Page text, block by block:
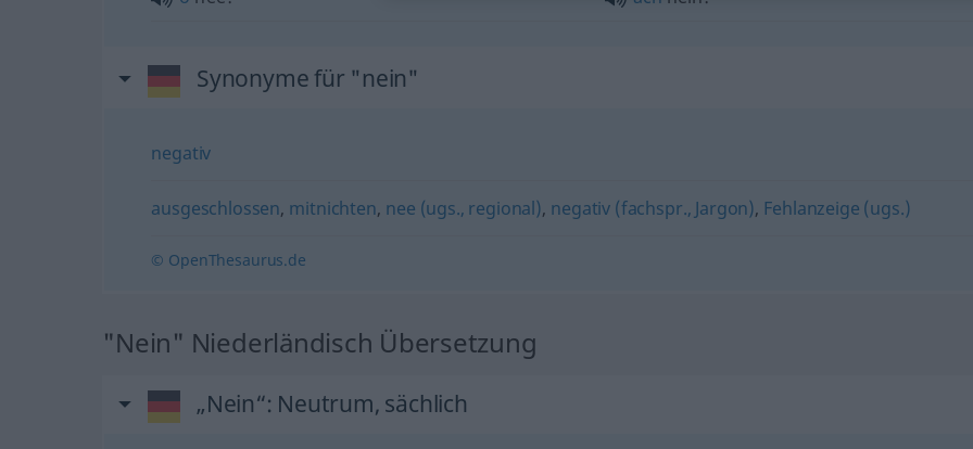
Synonyme für "nein"
negativ
ausgeschlossen, mitnichten, nee (ugs., regional), negativ (fachspr., Jargon), Fehlanzeige (ugs.)
© OpenThesaurus.de
"Nein" Niederländisch Übersetzung
„Nein“: Neutrum, sächlich